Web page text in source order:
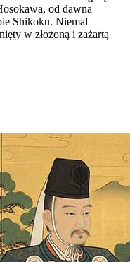
od dawna
Shikoku. Niemal
w złożoną i zażartą